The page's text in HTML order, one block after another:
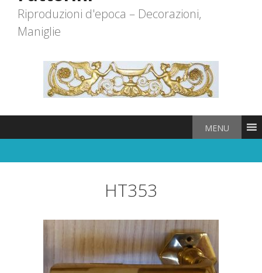
Riproduzioni d'epoca – Decorazioni,
Maniglie
MENU
HT353